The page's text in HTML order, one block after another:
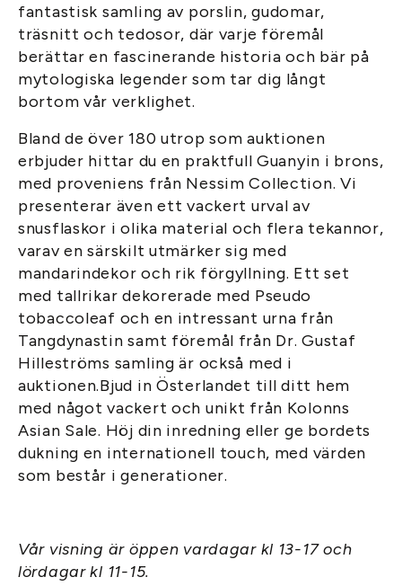
fantastisk samling av porslin, gudomar,
träsnitt och tedosor, där varje föremål
berättar en fascinerande historia och bär på
mytologiska legender som tar dig långt
bortom vår verklighet.
Bland de över 180 utrop som auktionen
erbjuder hittar du en praktfull Guanyin i brons,
med proveniens från Nessim Collection. Vi
presenterar även ett vackert urval av
snusflaskor i olika material och flera tekannor,
varav en särskilt utmärker sig med
mandarindekor och rik förgyllning. Ett set
med tallrikar dekorerade med Pseudo
tobaccoleaf och en intressant urna från
Tangdynastin samt föremål från Dr. Gustaf
Hilleströms samling är också med i
auktionen.Bjud in Österlandet till ditt hem
med något vackert och unikt från Kolonns
Asian Sale. Höj din inredning eller ge bordets
dukning en internationell touch, med värden
som består i generationer.
Vår visning är öppen vardagar kl 13-17 och
lördagar kl 11-15.